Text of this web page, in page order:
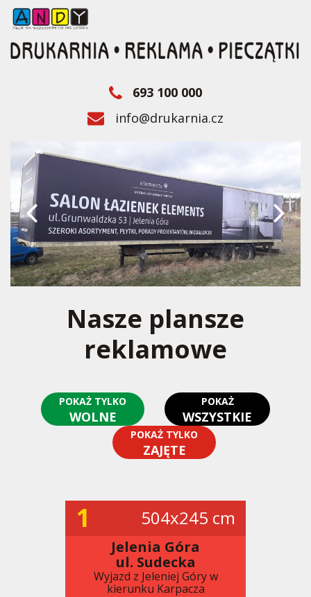
693 100 000
info@drukarnia.cz
Nasze plansze
reklamowe
POKAŻ TYLKO
WOLNE
POKAŻ
WSZYSTKIE
POKAŻ TYLKO
ZAJĘTE
1 504x245 cm
Jelenia Góra
ul. Sudecka
Wyjazd z Jeleniej Góry w
kierunku Karpacza